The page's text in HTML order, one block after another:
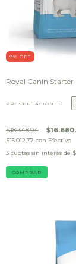
9% OFF
Royal Canin Starter
PRESENTACIONES
$18.348,94
$15.012,77 con Efectivo
3 cuotas sin interés de
COMPRAR